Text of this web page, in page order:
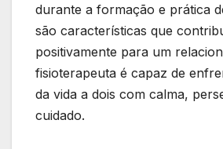
durante a formação e prática
são características que
positivamente para um
fisioterapeuta é capaz de
da vida a dois com calma,
cuidado.